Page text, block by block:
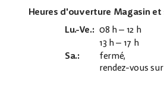
Heures d'ouverture Magasin et
Lu.-Ve.: 08 h – 12 h
13 h – 17 h
Sa.:
fermé,
rendez-vous sur